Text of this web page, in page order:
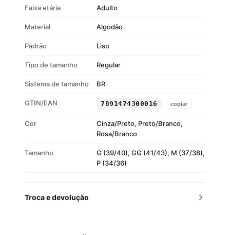
Cor: Preto/Branco – elegante e versátil
Faixa etária Adulto
Material Algodão
Padrão Liso
Tipo de tamanho Regular
Sistema de tamanho BR
GTIN/EAN 7891474300016 copiar
Cor
Cinza/Preto, Preto/Branco,
Rosa/Branco
Tamanho
G (39/40), GG (41/43), M (37/38),
P (34/36)
Troca e devolução